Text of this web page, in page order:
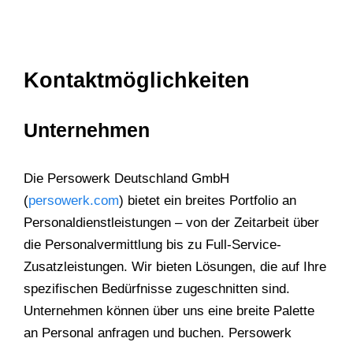
Kontaktmöglichkeiten
Unternehmen
Die Persowerk Deutschland GmbH
(persowerk.com) bietet ein breites Portfolio an
Personaldienstleistungen – von der Zeitarbeit über
die Personalvermittlung bis zu Full-Service-
Zusatzleistungen. Wir bieten Lösungen, die auf Ihre
spezifischen Bedürfnisse zugeschnitten sind.
Unternehmen können über uns eine breite Palette
an Personal anfragen und buchen. Persowerk